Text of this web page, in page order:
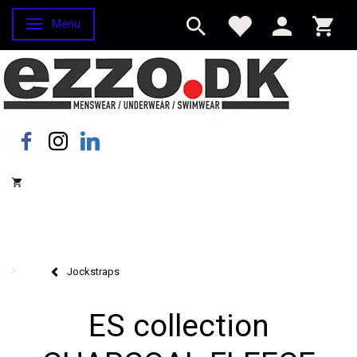
Skifte navigation
Menu
Jockstraps
ES collection